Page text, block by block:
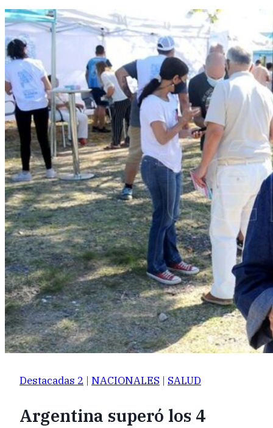
Destacadas 2 | NACIONALES | SALUD
Argentina superó los 4